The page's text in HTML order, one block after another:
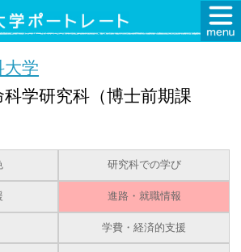
大学
科学研究科（博士前期課
研究科での学び
進路・就職情報
学費・経済的支援